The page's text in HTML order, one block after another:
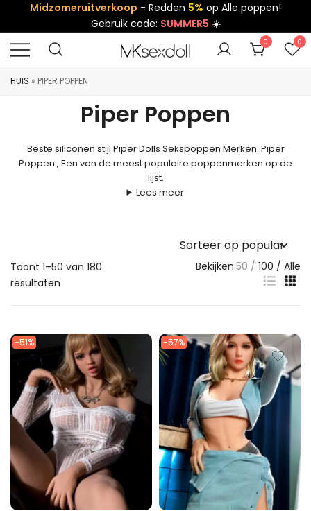
Midzomeruitverkoop - Redden 5% op Alle poppen!
Gebruik code: SUMMER5 ☀️
0 0
HUIS » PIPER POPPEN
Piper Poppen
Beste siliconen stijl Piper Dolls Sekspoppen Merken. Piper
Poppen , Een van de meest populaire poppenmerken op de
lijst.
Lees meer
Toont 1–50 van 180
resultaten
Bekijken:50 100 Alle
-51% -57%